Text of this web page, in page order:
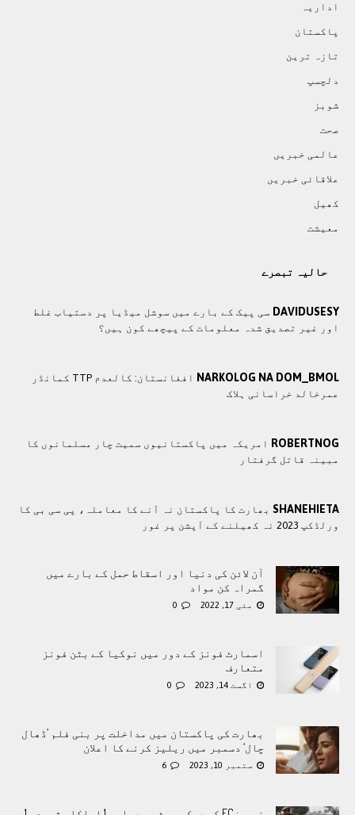
اداريہ
پاکستان
تازہ ترين
دلچسپ
شوبز
صحت
عالمی خبريں
علاقائی خبريں
کھيل
معيشت
حالیہ تبصرے
DAVIDUSESY سی پیک کے بارے میں سوشل میڈیا پر دستیاب غلط
اور غیر تصدیق شدہ معلومات کے پیچھے کون ہیں؟
NARKOLOG NA DOM_BMOL
افغانستان: کالعدم TTP کمانڈر
عمرخالد خراسانی ہلاک
ROBERTNOG امریکہ میں پاکستانیوں سمیت چار مسلمانوں کا
مبینہ قاتل گرفتار
SHANEHIETA بھارت کا پاکستان نہ آنے کا معاملہ، پی سی بی کا
ورلڈکپ 2023 نہ کھیلنے کے آپشن پر غور
آن لائن کی دنیا اور اسقاط حمل کے بارے میں
گمراہ کن مواد
مئی 17, 2022 0
اسمارٹ فونز کے دور میں نوکیا کے بٹن فونز
متعارف
اگست 14, 2023 0
بھارت کی پاکستان میں مداخلت پر بنی فلم ’ڈھال
چال‘ دسمبر میں ریلیز کرنے کا اعلان
ستمبر 10, 2023 6